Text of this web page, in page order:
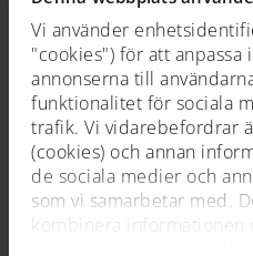
Vi använder
"cookies") för att anpassa
annonserna till
funktionalitet för sociala
trafik. Vi vidarebefordrar
(cookies) och annan
de sociala medier och
som vi samarbetar med.
kombinera informationen
Skola
Prao och Praktik
APL- Hassan och Arvid
APL- Evelie och Paul v
Film från Sjöhistoriskas